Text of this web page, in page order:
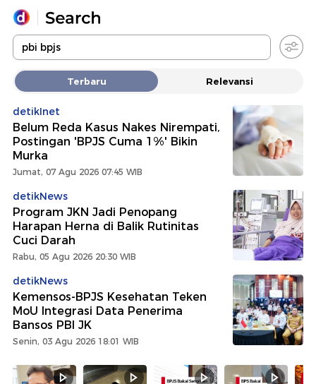
Yang sedang ramai dicari
Loading...
Promoted
Terakhir yang dicari
Terbaru Relevansi
detikInet
Belum Reda Kasus Nakes Nirempati,
Postingan 'BPJS Cuma 1%' Bikin
Murka
Jumat, 07 Agu 2026 07:45 WIB
detikNews
Program JKN Jadi Penopang
Harapan Herna di Balik Rutinitas
Cuci Darah
Rabu, 05 Agu 2026 20:30 WIB
detikNews
Kemensos-BPJS Kesehatan Teken
MoU Integrasi Data Penerima
Bansos PBI JK
Senin, 03 Agu 2026 18:01 WIB